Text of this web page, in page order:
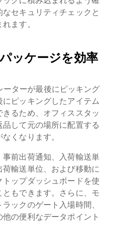
セキュリティチェックと
ます。
ッケージを効率
ターが最後にピッキング
ピッキングしたアイテム
るため、オフィススタッ
して元の場所に配置する
くなります。
事前出荷通知、入荷輸送単
輸送単位、および移動に
ップダッシュボードを使
もできます。さらに、モ
ックのゲート入場時間、
の便利なデータポイント